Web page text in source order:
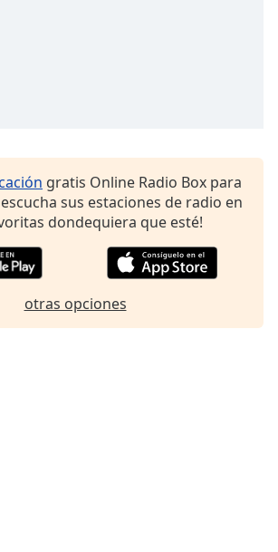
gratis Online Radio Box para
sus estaciones de radio en
dondequiera que esté!
otras opciones